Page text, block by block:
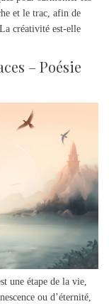
et le trac, afin de
créativité est-elle
– Poésie
une étape de la vie,
ou d’éternité,